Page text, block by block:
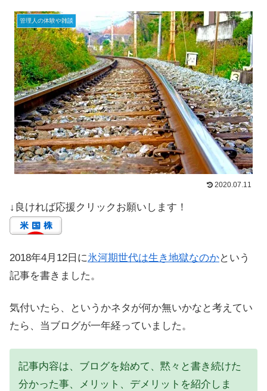
管理人の体験や雑談
2020.07.11
↓良ければ応援クリックお願いします！
2018年4月12日に氷河期世代は生き地獄なのかという
記事を書きました。
気付いたら、というかネタが何か無いかなと考えてい
たら、当ブログが一年経っていました。
記事内容は、ブログを始めて、黙々と書き続けた
分かった事、メリット、デメリットを紹介しま